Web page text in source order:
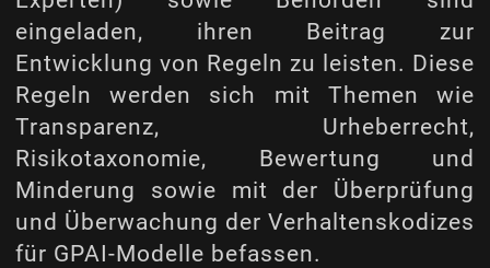
eingeladen, ihren Beitrag zur
Entwicklung von Regeln zu leisten. Diese
Regeln werden sich mit Themen wie
Transparenz, Urheberrecht,
Risikotaxonomie, Bewertung und
Minderung sowie mit der Überprüfung
und Überwachung der Verhaltenskodizes
für GPAI-Modelle befassen.